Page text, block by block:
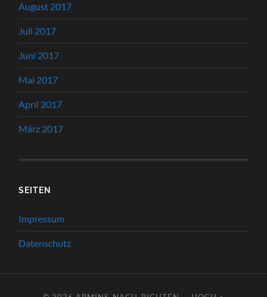
August 2017
Juli 2017
Juni 2017
Mai 2017
April 2017
März 2017
SEITEN
Impressum
Datenschutz